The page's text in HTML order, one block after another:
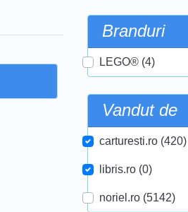
Branduri
LEGO® (4)
Vandut de
carturesti.ro (420)
libris.ro (0)
noriel.ro (5142)